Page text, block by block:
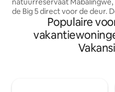
de Big 5 direct voor de deur. De woning
biedt plaats aan maximaal 10
(volwassenen en kinderen)
slaapkamers, de woning
volledig uitgeruste keuken
Populaire